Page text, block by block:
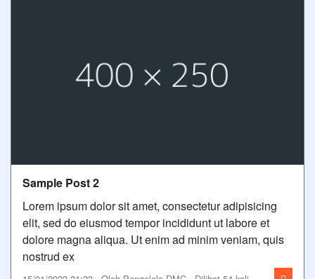
Sample Post 2
Lorem ipsum dolor sit amet, consectetur adipisicing
elit, sed do eiusmod tempor incididunt ut labore et
dolore magna aliqua. Ut enim ad minim veniam, quis
nostrud ex